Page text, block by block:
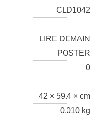
CLD1042
LIRE DEMAIN
POSTER
0
42 × 59.4 × cm
0.010 kg